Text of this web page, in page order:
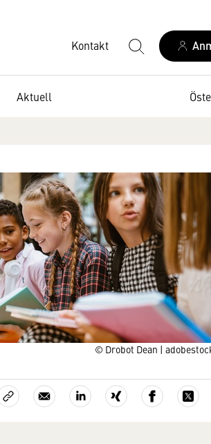
Kontakt
Aktuell
© Drobot Dean |